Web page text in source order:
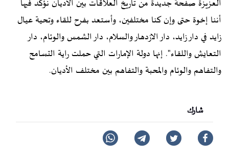
العزيزة صفحة جديدة من تاريخ العلاقات بين الأديان نؤكد فيها
أننا إخوة حتى وإن كنا مختلفين، وأستعد بفرح للقاء وتحية عيال
زايد في دار زايد، دار الازدهار والسلام، دار الشمس والوئام، دار
التعايش واللقاء". إنها دولة الإمارات التي حملت راية التسامح
والتفاهم والوئام والمحبة والتفاهم بين مختلف الأديان.
شارك